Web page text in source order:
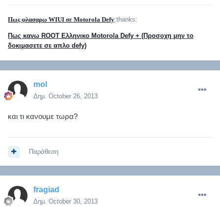
Πως φλασαρω WIUI σε Motorola Defy:thanks:
Πως κανω ROOT Ελληνικο Motorola Defy + (Προσοχη μην το
δοκιμασετε σε απλο defy)
mol
Δημ. October 26, 2013
και τι κανουμε τωρα?
Παράθεση
fragiad
Δημ. October 30, 2013